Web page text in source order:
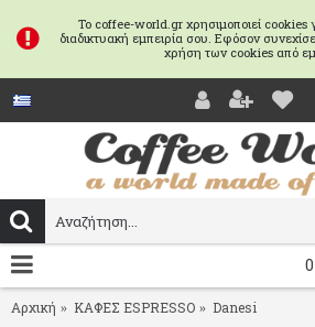
Το coffee-world.gr χρησιμοποιεί cookies
διαδικτυακή εμπειρία σου. Εφόσον
χρήση των cookies από
Αρχική ΚΑΦΕΣ ESPRESSO Danesi